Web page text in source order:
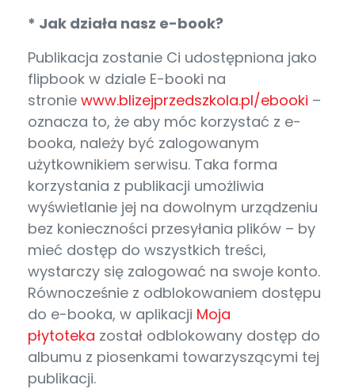
* Jak działa nasz e-book?
Publikacja zostanie Ci udostępniona jako
flipbook w dziale E-booki na
stronie www.blizejprzedszkola.pl/ebooki –
oznacza to, że aby móc korzystać z e-
booka, należy być zalogowanym
użytkownikiem serwisu. Taka forma
korzystania z publikacji umożliwia
wyświetlanie jej na dowolnym urządzeniu
bez konieczności przesyłania plików – by
mieć dostęp do wszystkich treści,
wystarczy się zalogować na swoje konto.
Równocześnie z odblokowaniem dostępu
do e-booka, w aplikacji Moja
płytoteka został odblokowany dostęp do
albumu z piosenkami towarzyszącymi tej
publikacji.